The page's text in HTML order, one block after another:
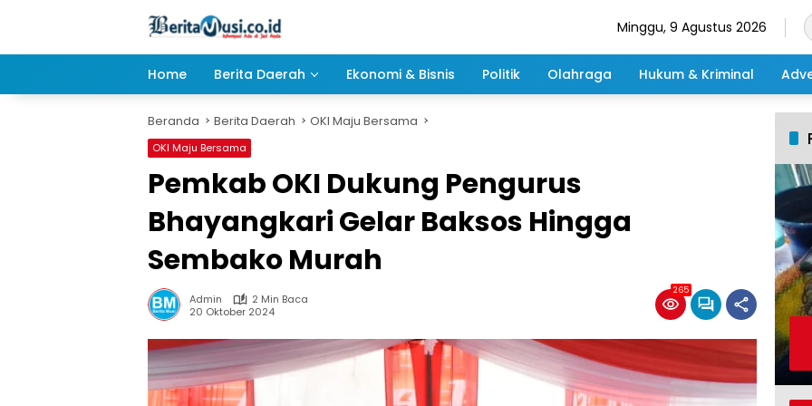
Minggu, 9 Agustus 2026
Home Berita Daerah Ekonomi & Bisnis Politik Olahraga Hukum & Kriminal
Beranda Berita Daerah OKI Maju Bersama
OKI Maju Bersama
Pemkab OKI Dukung Pengurus
Bhayangkari Gelar Baksos Hingga
Sembako Murah
Admin
2 Min Baca
20 Oktober 2024
265